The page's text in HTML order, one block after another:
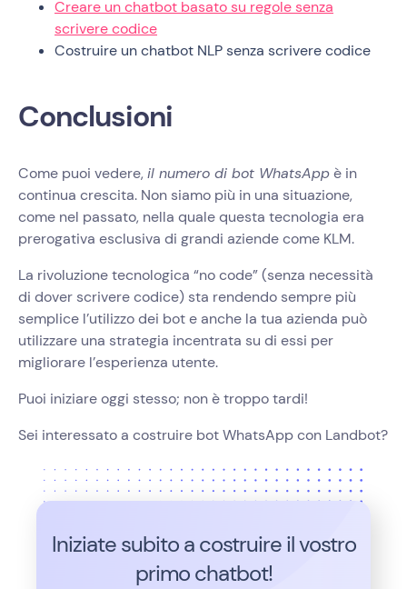
Creare un chatbot basato su regole senza
scrivere codice
Costruire un chatbot NLP senza scrivere codice
Conclusioni
Come puoi vedere, il numero di bot WhatsAppè in
continua crescita. Non siamo più in una situazione,
come nel passato, nella quale questa tecnologia era
prerogativa esclusiva di grandi aziende come KLM.
La rivoluzione tecnologica “no code” (senza necessità
di dover scrivere codice) sta rendendo sempre più
semplice l’utilizzo dei bot e anche la tua azienda può
utilizzare una strategia incentrata su di essi per
migliorare l’esperienza utente.
Puoi iniziare oggi stesso; non è troppo tardi!
Sei interessato a costruire bot WhatsApp con Landbot?
Iniziate subito a costruire il vostro
primo chatbot!